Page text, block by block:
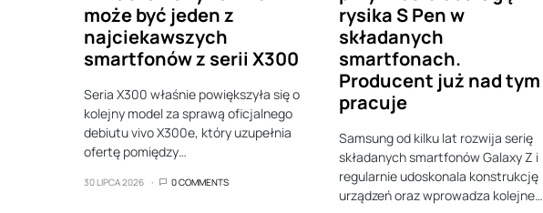
może być jeden z
najciekawszych
smartfonów z serii X300
Seria X300 właśnie powiększyła się o
kolejny model za sprawą oficjalnego
debiutu vivo X300e, który uzupełnia
ofertę pomiędzy…
30 LIPCA 2026 0 COMMENTS
rysika S Pen w
składanych
smartfonach.
Producent już nad tym
pracuje
Samsung od kilku lat rozwija serię
składanych smartfonów Galaxy Z i
regularnie udoskonala konstrukcję
urządzeń oraz wprowadza kolejne…